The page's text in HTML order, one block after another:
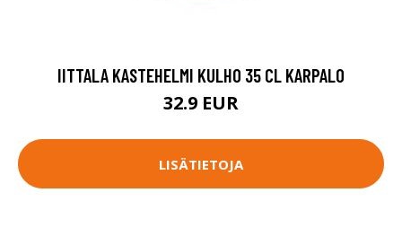
IITTALA KASTEHELMI KULHO 35 CL KARPALO
32.9 EUR
LISÄTIETOJA